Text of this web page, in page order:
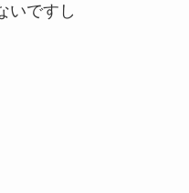
いですし